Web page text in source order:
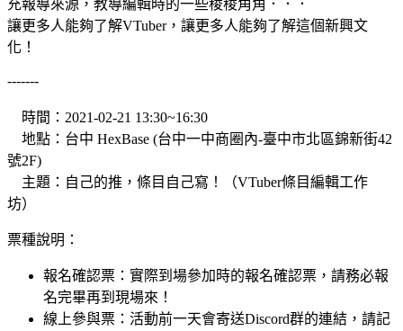
充報導來源，教導編輯時的一些稜稜角角．．．
讓更多人能夠了解VTuber，讓更多人能夠了解這個新興文
化！
-------
時間：2021-02-21 13:30~16:30
地點：台中 HexBase (台中一中商圈內-臺中市北區錦新街42
號2F)
主題：自己的推，條目自己寫！（VTuber條目編輯工作
坊）
票種說明：
報名確認票：實際到場參加時的報名確認票，請務必報
名完畢再到現場來！
線上參與票：活動前一天會寄送Discord群的連結，請記